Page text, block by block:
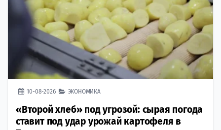
10-08-2026 ЭКОНОМИКА
«Второй хлеб» под угрозой: сырая погода
ставит под удар урожай картофеля в